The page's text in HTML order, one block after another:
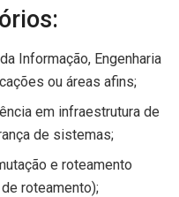
Informação, Engenharia
ou áreas afins;
em infraestrutura de
de sistemas;
e roteamento
roteamento);